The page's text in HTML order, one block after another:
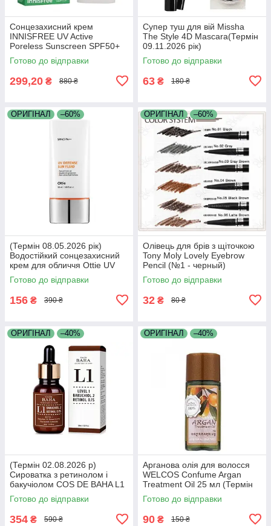
Сонцезахисний крем
INNISFREE UV Active
Poreless Sunscreen SPF50+
PA (Термін 22.06.2026 р)
Готово до відправки
299,20 ₴ 880 ₴
Супер туш для вій Missha
The Style 4D Mascara(Термін
09.11.2026 рік)
Готово до відправки
63 ₴ 180 ₴
ОРИГІНАЛ –60%
(Термін 08.05.2026 рік)
Водостійкий сонцезахисний
крем для обличчя Ottie UV
Defense Sun Fluid
SPF43/PA++ 50м
Готово до відправки
156 ₴ 390 ₴
ОРИГІНАЛ –60%
Олівець для брів з щіточкою
Tony Moly Lovely Eyebrow
Pencil (№1 - черный)
Готово до відправки
32 ₴ 80 ₴
ОРИГІНАЛ –40%
(Термін 02.08.2026 р)
Сироватка з ретинолом і
бакучіолом COS DE BAHA L1
Level 1 Bakuchiol Retinol
Serum 30 мл
Готово до відправки
354 ₴ 590 ₴
ОРИГІНАЛ –40%
Арганова олія для волосся
WELCOS Confume Argan
Treatment Oil 25 мл (Термін
17.05.2026 р)
Готово до відправки
90 ₴ 150 ₴